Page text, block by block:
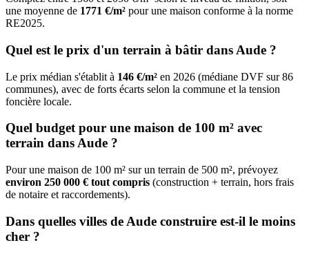
une moyenne de 1771 €/m² pour une maison conforme à la norme
RE2025.
Quel est le prix d'un terrain à bâtir dans Aude ?
Le prix médian s'établit à 146 €/m² en 2026 (médiane DVF sur 86
communes), avec de forts écarts selon la commune et la tension
foncière locale.
Quel budget pour une maison de 100 m² avec
terrain dans Aude ?
Pour une maison de 100 m² sur un terrain de 500 m², prévoyez
environ 250 000 € tout compris (construction + terrain, hors frais
de notaire et raccordements).
Dans quelles villes de Aude construire est-il le moins
cher ?